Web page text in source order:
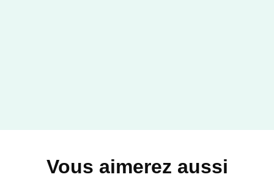
Vous aimerez aussi